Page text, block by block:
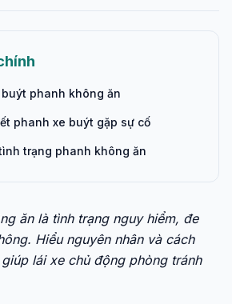
phanh không ăn
phanh xe buýt gặp sự cố
trạng phanh không ăn
ăn là tình trạng nguy hiểm, đe
Hiểu nguyên nhân và cách
lái xe chủ động phòng tránh